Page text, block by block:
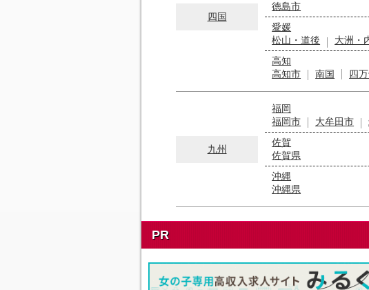
四国
徳島市
愛媛
松山・道後
大洲・
高知
高知市
南国 四
九州
福岡
福岡市
大牟田市
佐賀
佐賀県
沖縄
沖縄県
PR